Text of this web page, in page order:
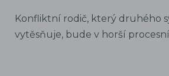
Konfliktní rodič, který druhého
vytěsňuje, bude v horší